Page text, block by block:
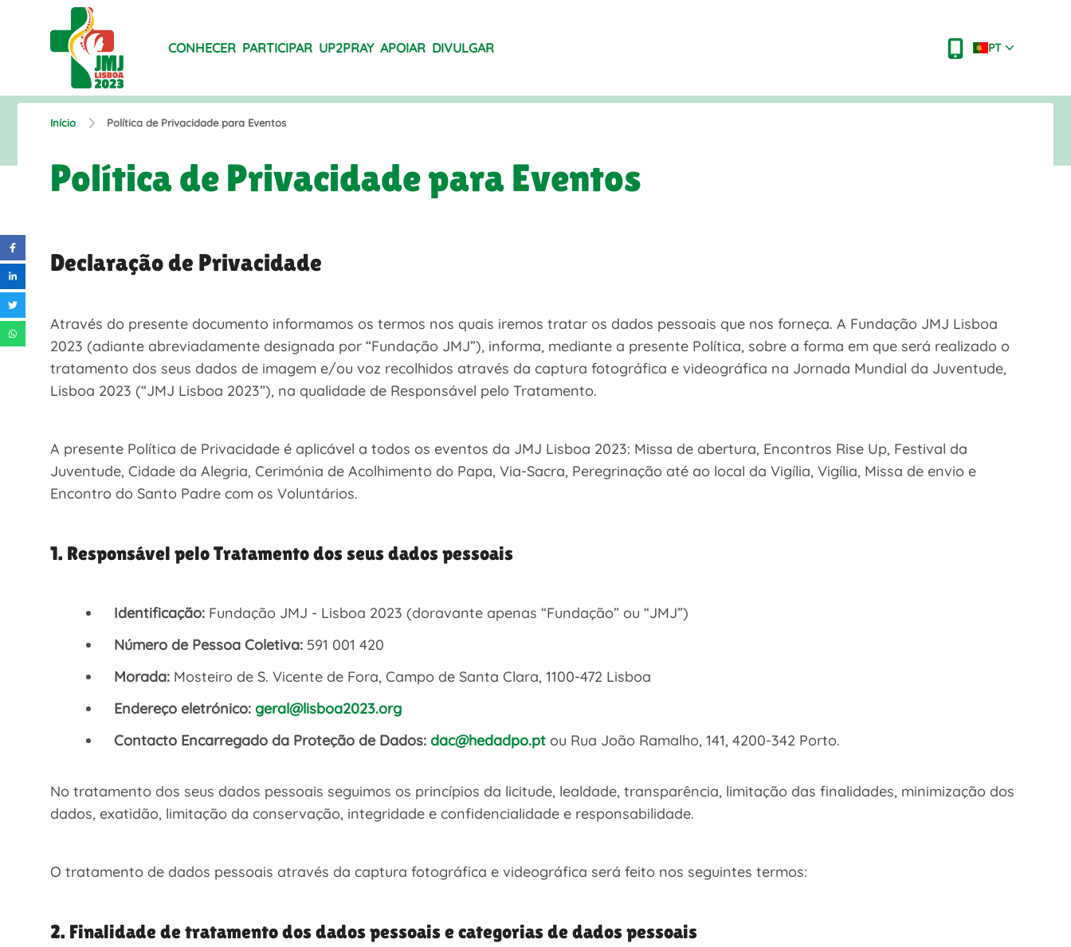
CONHECER PARTICIPAR UP2PRAY APOIAR DIVULGAR PT
Início Política de Privacidade para Eventos
Política de Privacidade para Eventos
Declaração de Privacidade
Através do presente documento informamos os termos nos quais iremos tratar os dados pessoais que nos forneça. A Fundação JMJ Lisboa
2023 (adiante abreviadamente designada por “Fundação JMJ”), informa, mediante a presente Política, sobre a forma em que será realizado o
tratamento dos seus dados de imagem e/ou voz recolhidos através da captura fotográfica e videográfica na Jornada Mundial da Juventude,
Lisboa 2023 (“JMJ Lisboa 2023”), na qualidade de Responsável pelo Tratamento.
A presente Política de Privacidade é aplicável a todos os eventos da JMJ Lisboa 2023: Missa de abertura, Encontros Rise Up, Festival da
Juventude, Cidade da Alegria, Cerimónia de Acolhimento do Papa, Via-Sacra, Peregrinação até ao local da Vigília, Vigília, Missa de envio e
Encontro do Santo Padre com os Voluntários.
1. Responsável pelo Tratamento dos seus dados pessoais
Identificação: Fundação JMJ - Lisboa 2023 (doravante apenas “Fundação” ou “JMJ”)
Número de Pessoa Coletiva: 591 001 420
Morada: Mosteiro de S. Vicente de Fora, Campo de Santa Clara, 1100-472 Lisboa
Endereço eletrónico: geral@lisboa2023.org
Contacto Encarregado da Proteção de Dados: dac@hedadpo.pt ou Rua João Ramalho, 141, 4200-342 Porto.
No tratamento dos seus dados pessoais seguimos os princípios da licitude, lealdade, transparência, limitação das finalidades, minimização dos
dados, exatidão, limitação da conservação, integridade e confidencialidade e responsabilidade.
O tratamento de dados pessoais através da captura fotográfica e videográfica será feito nos seguintes termos:
2. Finalidade de tratamento dos dados pessoais e categorias de dados pessoais